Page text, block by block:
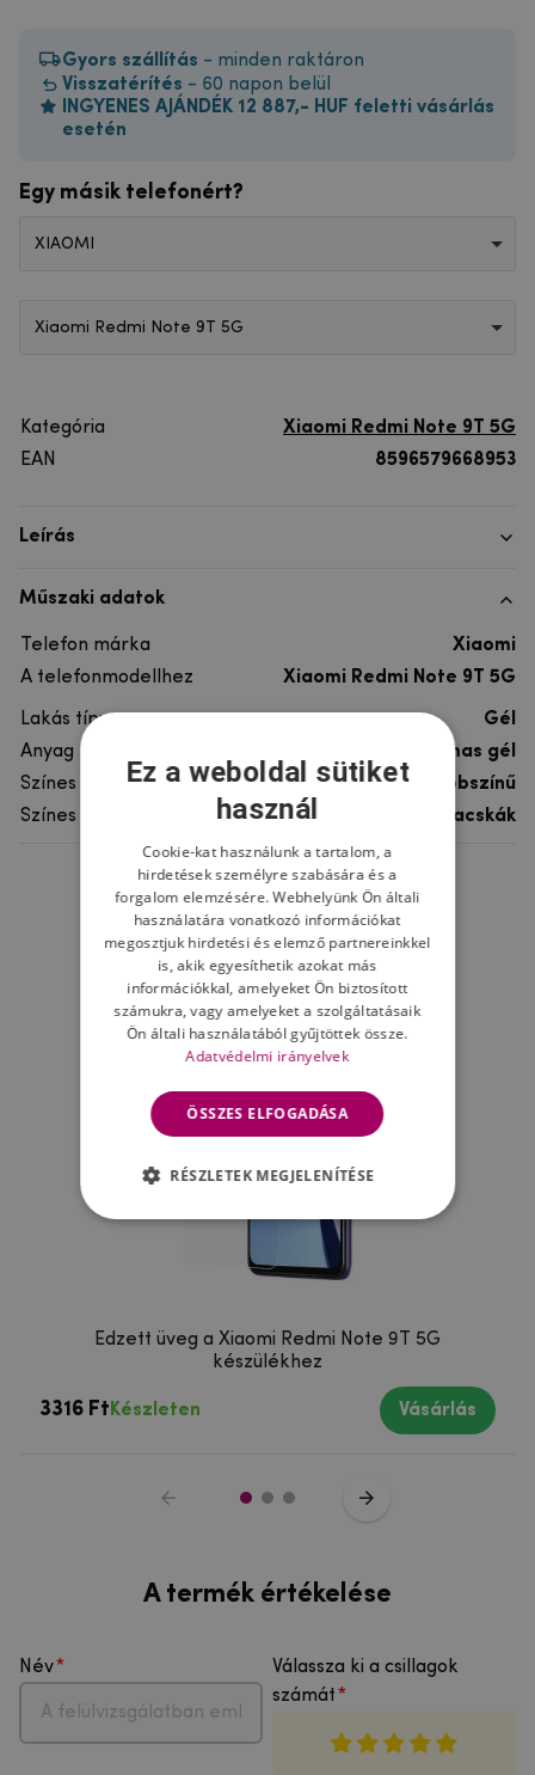
Gyors szállítás - minden raktáron
Visszatérítés - 60 napon belül
INGYENES AJÁNDÉK 12 887,- HUF feletti vásárlás
esetén
Egy másik telefonért?
XIAOMI
Xiaomi Redmi Note 9T 5G
Kategória
Xiaomi Redmi Note 9T 5G
EAN
8596579668953
Leírás
Műszaki adatok
Telefon márka
Xiaomi
A telefonmodellhez
Xiaomi Redmi Note 9T 5G
Lakás típusa
Gél
Anyag
rugalmas gél
Színes
többszínű
Színes motívum
Macskák
Ne felejtsd el
Edzett üveg a Xiaomi Redmi Note 9T 5G
készülékhez
3316 Ft Készleten Vásárlás
A termék értékelése
Név
Válassza ki a csillagok
számát
Ez a weboldal sütiket
használ
Cookie-kat használunk a tartalom, a
hirdetések személyre szabására és a
forgalom elemzésére. Webhelyünk Ön általi
használatára vonatkozó információkat
megosztjuk hirdetési és elemző partnereinkkel
is, akik egyesíthetik azokat más
információkkal, amelyeket Ön biztosított
számukra, vagy amelyeket a szolgáltatásaik
Ön általi használatából gyűjtöttek össze.
Adatvédelmi irányelvek
ÖSSZES ELFOGADÁSA
RÉSZLETEK MEGJELENÍTÉSE